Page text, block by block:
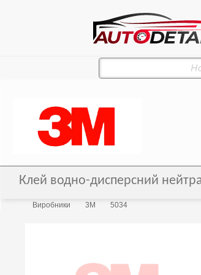
Клей водно-дисперсний
Виробники 3M 5034